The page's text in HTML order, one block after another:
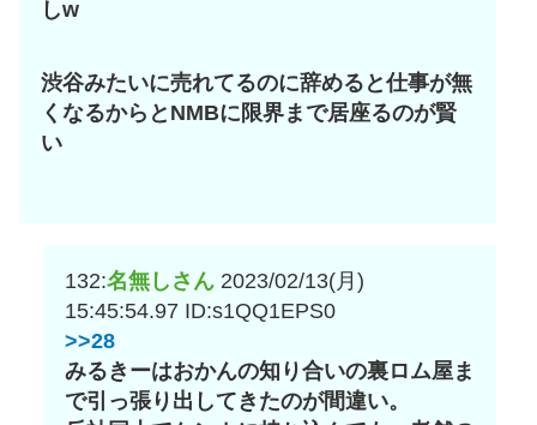
しw
渋谷みたいに売れてるのに辞めると仕事が無
くなるからとNMBに限界まで居座るのが賢
い
132:名無しさん 2023/02/13(月)
15:45:54.97 ID:s1QQ1EPS0
>>28
みるきーはおかんの知り合いの裏ロム屋ま
で引っ張り出してきたのが間違い。